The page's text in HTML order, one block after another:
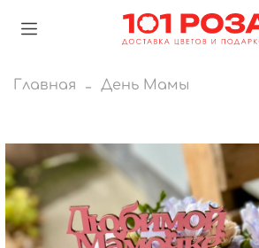
Главная День Мамы